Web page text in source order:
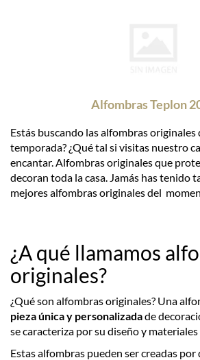
Alfombras Teplon
Estás buscando las alfombras originales
temporada? ¿Qué tal si visitas nuestro
encantar. Alfombras originales que
decoran toda la casa. Jamás has tenido
mejores alfombras originales del
¿A qué llamamos
originales?
¿Qué son alfombras originales? Una
pieza única y personalizadade
se caracteriza por su diseño y materiales
Estas alfombras pueden ser creadas por